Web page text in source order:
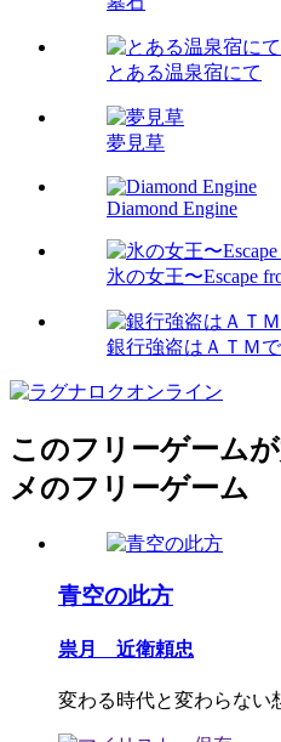
とある温泉宿にて
夢見草
Diamond Engine
氷の女王〜Escape
銀行強盗はＡＴＭで
このフリーゲーム
メのフリーゲーム
青空の此方
祟月 近衛頼忠
変わる時代と変わらない